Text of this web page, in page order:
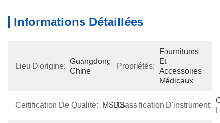
Informations Détaillées
Lieu D'origine:
Guangdong,
Chine
Propriétés:
Fournitures
Et
Accessoires
Médicaux
Certification De Qualité: MSDSClassification D'instrument: